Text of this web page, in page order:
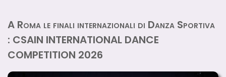
A Roma le finali internazionali di Danza Sportiva
: CSAIN INTERNATIONAL DANCE
COMPETITION 2026